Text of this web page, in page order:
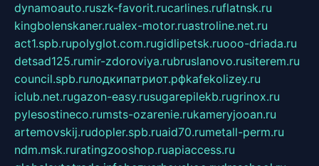
dynamoauto.ruszk-favorit.rucarlines.ruflatnsk.ru
kingbolenskaner.rualex-motor.ruastroline.net.ru
act1.spb.rupolyglot.com.rugidlipetsk.ruooo-driada.ru
detsad125.rumir-zdoroviya.rubruslanovo.rusiterem.ru
council.spb.ruлодкипатриот.рфkafekolizey.ru
iclub.net.rugazon-easy.rusugarepilekb.rugrinox.ru
pylesostineco.rumsts-ozarenie.rukameryjooan.ru
artemovskij.rudopler.spb.ruaid70.rumetall-perm.ru
ndm.msk.ruratingzooshop.ruapiaccess.ru